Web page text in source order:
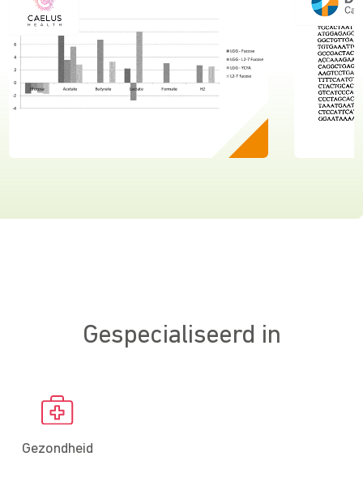
Gespecialiseerd in
Gezondheid